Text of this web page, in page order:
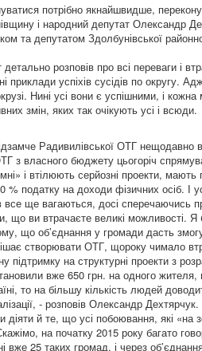
потрібно якнайшвидше,
і народний депутат Олександр
та депутатом Здолбунівської
розповів про всі переваги і
приклади успіхів сусідів по округу.
Нині усі вони є успішними, і
змін, яких так очікують усі і всюди.
Радивилівської ОТГ нещодавно
з власного бюджету цьогоріч
і втілюють серйозні проекти,
% податку на доходи фізичних осіб. І
все ще вагаються, досі сперечаючись
що ви втрачаєте великі можливості.
що об’єднання у громади дасть
створювати ОТГ, щороку чимало
підтримку на структурні проекти з
вже 650 грн. на одного
то на більшу кількість людей
- розповів Олександр Дехтярчук.
діяти й те, що усі побоювання, які «на
на початку 2015 року багато
вже 25 таких громад, і через